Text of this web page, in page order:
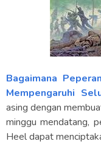
Bagaimana
Mempengaruhi
asing dengan
minggu mendatang,
Heel dapat